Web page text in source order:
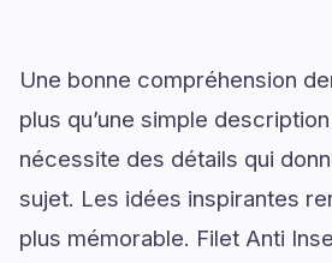
Une bonne compréhension
plus qu’une simple
nécessite des détails qui
sujet. Les idées inspirantes
plus mémorable. Filet Anti